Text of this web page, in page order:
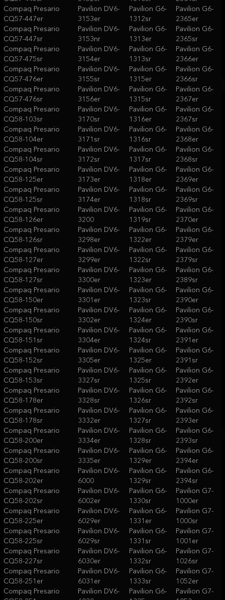
Compaq Presario
CQ57-447er
Compaq Presario
CQ57-447sr
Compaq Presario
CQ57-475sr
Compaq Presario
CQ57-476er
Compaq Presario
CQ57-476sr
Compaq Presario
CQ58-103sr
Compaq Presario
CQ58-104er
Compaq Presario
CQ58-104sr
Compaq Presario
CQ58-125er
Compaq Presario
CQ58-125sr
Compaq Presario
CQ58-126er
Compaq Presario
CQ58-126sr
Compaq Presario
CQ58-127er
Compaq Presario
CQ58-127sr
Compaq Presario
CQ58-150er
Compaq Presario
CQ58-150sr
Compaq Presario
CQ58-151sr
Compaq Presario
CQ58-152sr
Compaq Presario
CQ58-153sr
Compaq Presario
CQ58-178er
Compaq Presario
CQ58-178sr
Compaq Presario
CQ58-200er
Compaq Presario
CQ58-200sr
Compaq Presario
CQ58-202er
Compaq Presario
CQ58-202sr
Compaq Presario
CQ58-225er
Compaq Presario
CQ58-225sr
Compaq Presario
CQ58-227sr
Compaq Presario
CQ58-251er
Compaq Presario
Pavilion DV6-
3153er
Pavilion DV6-
3153nr
Pavilion DV6-
3154er
Pavilion DV6-
3155sr
Pavilion DV6-
3156er
Pavilion DV6-
3170sr
Pavilion DV6-
3171sr
Pavilion DV6-
3172sr
Pavilion DV6-
3173er
Pavilion DV6-
3174er
Pavilion DV6-
3200
Pavilion DV6-
3298er
Pavilion DV6-
3299er
Pavilion DV6-
3300er
Pavilion DV6-
3301er
Pavilion DV6-
3302er
Pavilion DV6-
3304er
Pavilion DV6-
3305er
Pavilion DV6-
3327sr
Pavilion DV6-
3328sr
Pavilion DV6-
3332er
Pavilion DV6-
3334er
Pavilion DV6-
3335er
Pavilion DV6-
6000
Pavilion DV6-
6002er
Pavilion DV6-
6029er
Pavilion DV6-
6029sr
Pavilion DV6-
6030er
Pavilion DV6-
6031er
Pavilion DV6-
Pavilion G6-
1312sr
Pavilion G6-
1313er
Pavilion G6-
1313sr
Pavilion G6-
1315er
Pavilion G6-
1315sr
Pavilion G6-
1316er
Pavilion G6-
1316sr
Pavilion G6-
1317sr
Pavilion G6-
1318er
Pavilion G6-
1318sr
Pavilion G6-
1319sr
Pavilion G6-
1322er
Pavilion G6-
1322sr
Pavilion G6-
1323er
Pavilion G6-
1323sr
Pavilion G6-
1324er
Pavilion G6-
1324sr
Pavilion G6-
1325er
Pavilion G6-
1325sr
Pavilion G6-
1326sr
Pavilion G6-
1327sr
Pavilion G6-
1328sr
Pavilion G6-
1329er
Pavilion G6-
1329sr
Pavilion G6-
1330sr
Pavilion G6-
1331er
Pavilion G6-
1331sr
Pavilion G6-
1332sr
Pavilion G6-
1333sr
Pavilion G6-
Pavilion G6-
2365er
Pavilion G6-
2365sr
Pavilion G6-
2366er
Pavilion G6-
2366sr
Pavilion G6-
2367er
Pavilion G6-
2367sr
Pavilion G6-
2368er
Pavilion G6-
2368sr
Pavilion G6-
2369er
Pavilion G6-
2369sr
Pavilion G6-
2370er
Pavilion G6-
2379er
Pavilion G6-
2379sr
Pavilion G6-
2389sr
Pavilion G6-
2390er
Pavilion G6-
2390sr
Pavilion G6-
2391er
Pavilion G6-
2391sr
Pavilion G6-
2392er
Pavilion G6-
2392sr
Pavilion G6-
2393er
Pavilion G6-
2393sr
Pavilion G6-
2394er
Pavilion G6-
2394sr
Pavilion G7-
1000er
Pavilion G7-
1000sr
Pavilion G7-
1001er
Pavilion G7-
1026sr
Pavilion G7-
1052er
Pavilion G7-